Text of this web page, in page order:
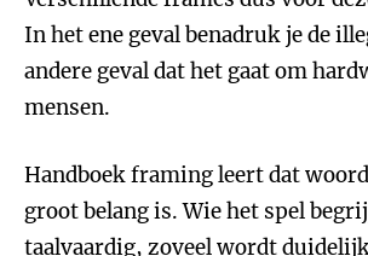
In het ene geval benadruk je de
andere geval dat het gaat om
mensen.
Handboek framing leert dat
groot belang is. Wie het spel
taalvaardig, zoveel wordt